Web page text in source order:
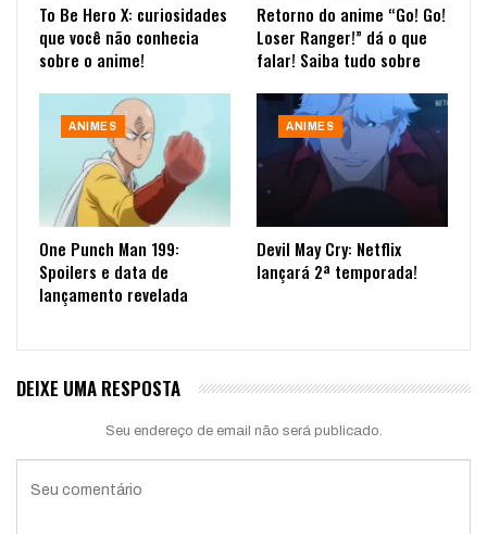
To Be Hero X: curiosidades
que você não conhecia
sobre o anime!
Retorno do anime “Go! Go!
Loser Ranger!” dá o que
falar! Saiba tudo sobre
ANIMES
One Punch Man 199:
Spoilers e data de
lançamento revelada
ANIMES
Devil May Cry: Netflix
lançará 2ª temporada!
DEIXE UMA RESPOSTA
Seu endereço de email não será publicado.